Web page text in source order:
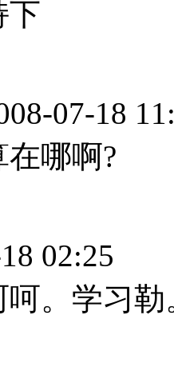
下
07-18
哪啊?
02:25
。学习勒